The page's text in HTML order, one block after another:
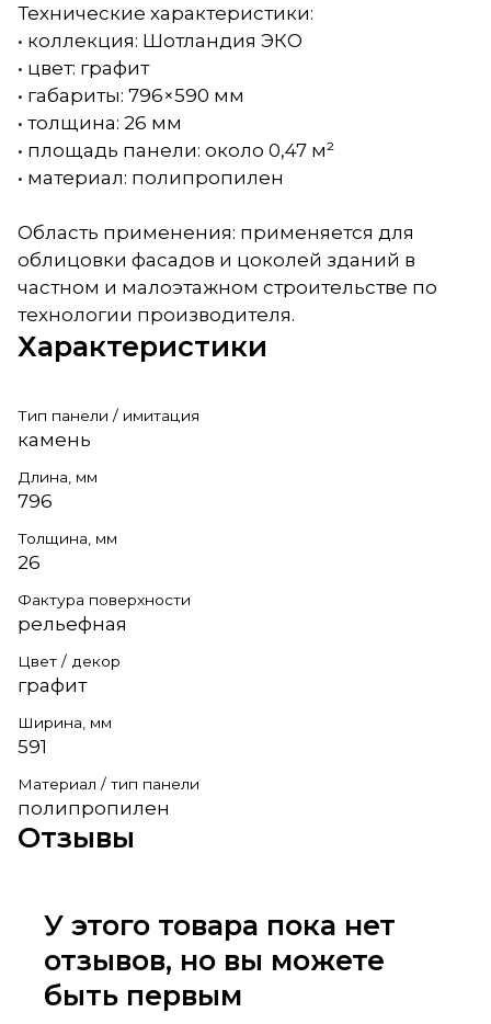
Технические характеристики:
• коллекция: Шотландия ЭКО
• цвет: графит
• габариты: 796×590 мм
• толщина: 26 мм
• площадь панели: около 0,47 м²
• материал: полипропилен
Область применения: применяется для
облицовки фасадов и цоколей зданий в
частном и малоэтажном строительстве по
технологии производителя.
Характеристики
Тип панели / имитация
камень
Длина, мм
796
Толщина, мм
26
Фактура поверхности
рельефная
Цвет / декор
графит
Ширина, мм
591
Материал / тип панели
полипропилен
Отзывы
У этого товара пока нет
отзывов, но вы можете
быть первым